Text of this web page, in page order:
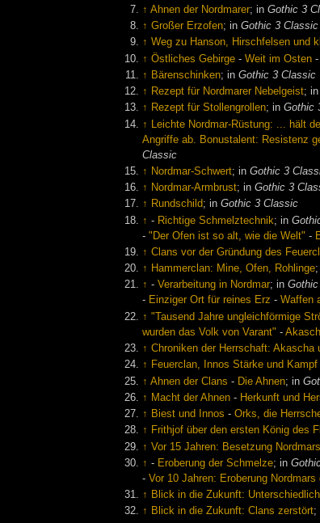
↑ Ahnen der Nordmarer; inGothic 3
↑ Großer Erzofen; inGothic 3 Classic
↑ Weg zu Hanson, Hirschfelsen und
↑ Östliches Gebirge -Weit im Osten
↑ Bärenschinken; inGothic 3 Classic
↑ Rezept für Nordmarer Nebelgeist;
↑ Rezept für Stollengrollen; inGothic
↑
Leichte Nordmar-Rüstung: ... hält
Angriffe ab. Bonustalent: Resistenz
Classic
↑ Nordmar-Schwert; inGothic 3
↑ Nordmar-Armbrust; inGothic 3
↑ Rundschild; inGothic 3 Classic
↑ - Richtige Schmelztechnik; in
-"Der Ofen ist so alt, wie die Welt" -
↑ Clans vor der Gründung des
↑ Hammerclan: Mine, Ofen, Rohlinge
↑ -Verarbeitung in Nordmar; in
- Einziger Ort für reines Erz -Waffen
↑ "Tausend Jahre ungleichförmige
wurden das Volk von Varant" -
↑ Chroniken der Herrschaft: Akascha
↑ Feuerclan, Innos Stärke und
↑ Ahnen der Clans - Die Ahnen; in
↑ Macht der Ahnen - Herkunft und
↑ Biest und Innos -Orks, die
↑ Frithjof über den ersten König des
↑ Vor 15 Jahren: Besetzung
↑ - Eroberung der Schmelze; in
-Vor 10 Jahren: Eroberung Nordmars
↑ Blick in die Zukunft:
↑ Blick in die Zukunft: Clans zerstört;